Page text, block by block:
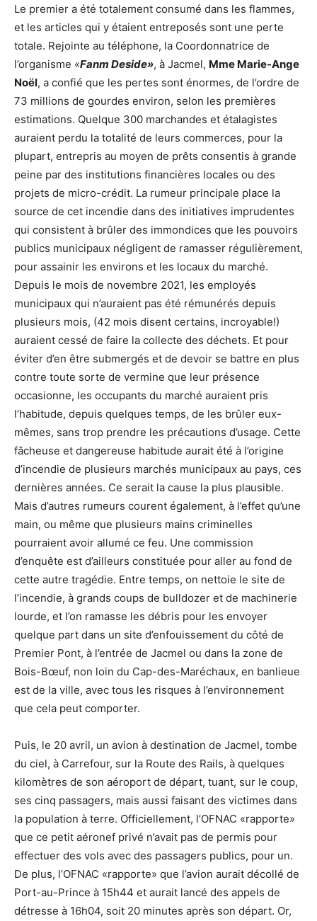
Le premier a été totalement consumé dans les flammes,
et les articles qui y étaient entreposés sont une perte
totale. Rejointe au téléphone, la Coordonnatrice de
l’organisme «Fanm Deside», à Jacmel, Mme Marie-Ange
Noël, a confié que les pertes sont énormes, de l’ordre de
73 millions de gourdes environ, selon les premières
estimations. Quelque 300 marchandes et étalagistes
auraient perdu la totalité de leurs commerces, pour la
plupart, entrepris au moyen de prêts consentis à grande
peine par des institutions financières locales ou des
projets de micro-crédit. La rumeur principale place la
source de cet incendie dans des initiatives imprudentes
qui consistent à brûler des immondices que les pouvoirs
publics municipaux négligent de ramasser régulièrement,
pour assainir les environs et les locaux du marché.
Depuis le mois de novembre 2021, les employés
municipaux qui n’auraient pas été rémunérés depuis
plusieurs mois, (42 mois disent certains, incroyable!)
auraient cessé de faire la collecte des déchets. Et pour
éviter d’en être submergés et de devoir se battre en plus
contre toute sorte de vermine que leur présence
occasionne, les occupants du marché auraient pris
l’habitude, depuis quelques temps, de les brûler eux-
mêmes, sans trop prendre les précautions d’usage. Cette
fâcheuse et dangereuse habitude aurait été à l’origine
d’incendie de plusieurs marchés municipaux au pays, ces
dernières années. Ce serait la cause la plus plausible.
Mais d’autres rumeurs courent également, à l’effet qu’une
main, ou même que plusieurs mains criminelles
pourraient avoir allumé ce feu. Une commission
d’enquête est d’ailleurs constituée pour aller au fond de
cette autre tragédie. Entre temps, on nettoie le site de
l’incendie, à grands coups de bulldozer et de machinerie
lourde, et l’on ramasse les débris pour les envoyer
quelque part dans un site d’enfouissement du côté de
Premier Pont, à l’entrée de Jacmel ou dans la zone de
Bois-Bœuf, non loin du Cap-des-Maréchaux, en banlieue
est de la ville, avec tous les risques à l’environnement
que cela peut comporter.
Puis, le 20 avril, un avion à destination de Jacmel, tombe
du ciel, à Carrefour, sur la Route des Rails, à quelques
kilomètres de son aéroport de départ, tuant, sur le coup,
ses cinq passagers, mais aussi faisant des victimes dans
la population à terre. Officiellement, l’OFNAC «rapporte»
que ce petit aéronef privé n’avait pas de permis pour
effectuer des vols avec des passagers publics, pour un.
De plus, l’OFNAC «rapporte» que l’avion aurait décollé de
Port-au-Prince à 15h44 et aurait lancé des appels de
détresse à 16h04, soit 20 minutes après son départ. Or,